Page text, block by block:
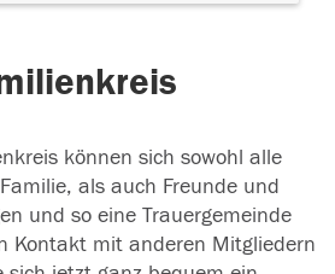
können sich sowohl alle
als auch Freunde und
und so eine Trauergemeinde
Kontakt mit anderen Mitgliedern